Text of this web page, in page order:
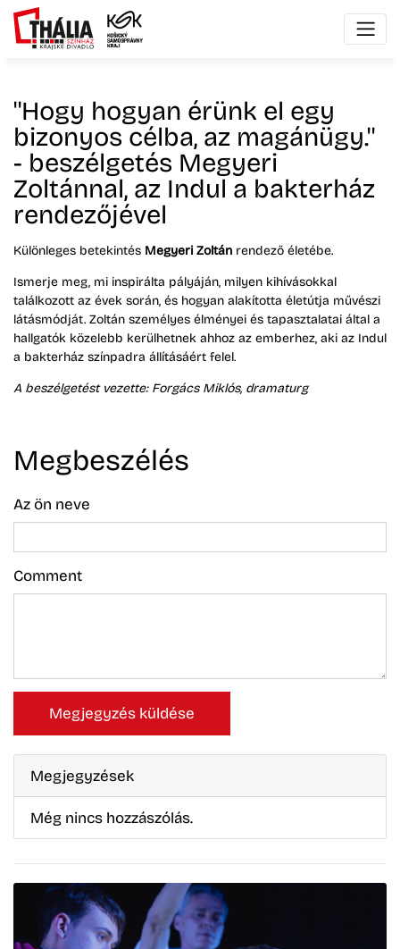
''Hogy hogyan érünk el egy
bizonyos célba, az magánügy.''
- beszélgetés Megyeri
Zoltánnal, az Indul a bakterház
rendezőjével
Különleges betekintés Megyeri Zoltán rendező életébe.
Ismerje meg, mi inspirálta pályáján, milyen kihívásokkal
találkozott az évek során, és hogyan alakította életútja művészi
látásmódját. Zoltán személyes élményei és tapasztalatai által a
hallgatók közelebb kerülhetnek ahhoz az emberhez, aki az Indul
a bakterház színpadra állításáért felel.
A beszélgetést vezette: Forgács Miklós, dramaturg